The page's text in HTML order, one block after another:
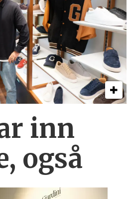
inn
også